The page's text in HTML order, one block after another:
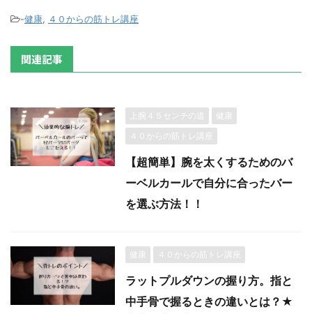
-健康, ４０からの筋トレ講座
関連記事
上腕４５センチの道
健康
４０からの筋トレ講座
【超簡単】腕を太くするためのバ
ーベルカールで自分に合ったバー
を選ぶ方法！！
健康 ４０からの筋トレ講座
ラットプルダウンの握り方。指と
中手骨で握るときの違いとは？★